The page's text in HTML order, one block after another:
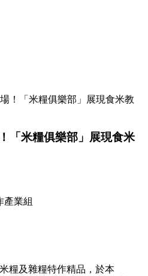
！「米糧俱樂部」展現食米教
「米糧俱樂部」展現食米
產業組
糧及雜糧特作精品，於本